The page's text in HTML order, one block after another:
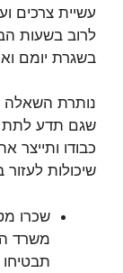
עשיית צרכים
לרוב בשעות
בשגרת יומם
נותרת השאלה
שגם תדע לתת
כבודו ותייצר
שיכולות לעזור
שכרו
משרד